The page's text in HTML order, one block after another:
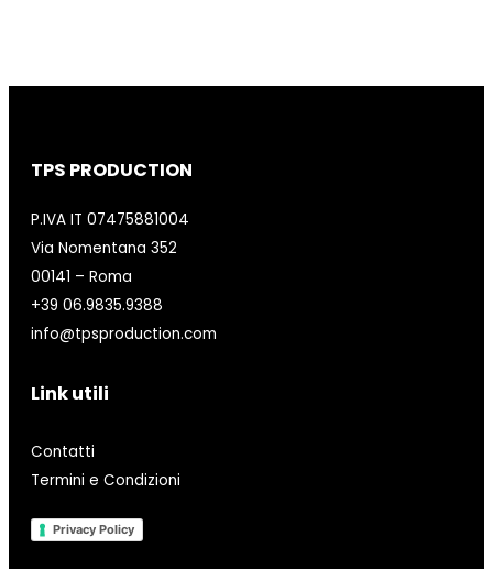
TPS PRODUCTION
P.IVA IT 07475881004
Via Nomentana 352
00141 – Roma
+39 06.9835.9388
info@tpsproduction.com
Link utili
Contatti
Termini e Condizioni
Privacy Policy